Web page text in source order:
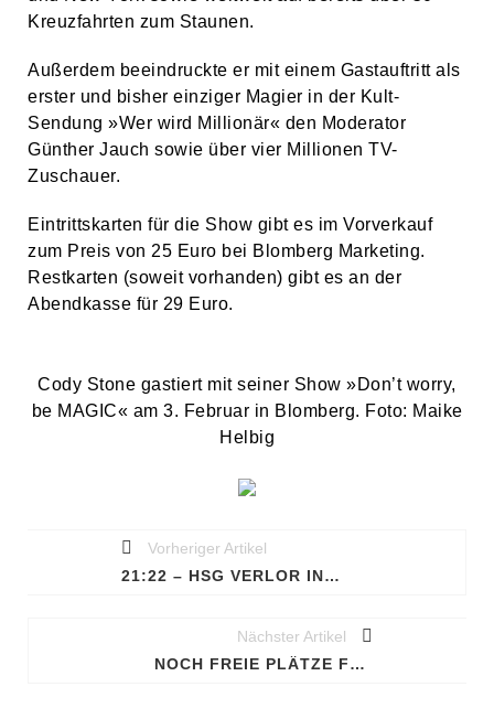
Kreuzfahrten zum Staunen.
Außerdem beeindruckte er mit einem Gastauftritt als
erster und bisher einziger Magier in der Kult-
Sendung »Wer wird Millionär« den Moderator
Günther Jauch sowie über vier Millionen TV-
Zuschauer.
Eintrittskarten für die Show gibt es im Vorverkauf
zum Preis von 25 Euro bei Blomberg Marketing.
Restkarten (soweit vorhanden) gibt es an der
Abendkasse für 29 Euro.
Cody Stone gastiert mit seiner Show »Don’t worry,
be MAGIC« am 3. Februar in Blomberg. Foto: Maike
Helbig
Vorheriger Artikel
21:22 – HSG VERLOR IN DORTMUND DENKBAR KNAPP
Nächster Artikel
NOCH FREIE PLÄTZE FÜR FLOHMARKT IN ISTRUPER MEHRZWECKHALLE